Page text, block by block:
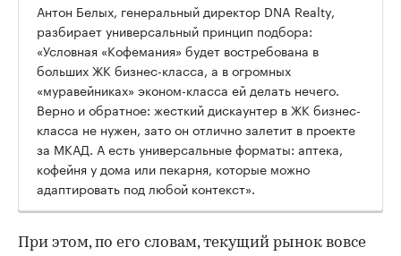
Антон Белых, генеральный директор DNA Realty,
разбирает универсальный принцип подбора:
«Условная «Кофемания» будет востребована в
больших ЖК бизнес-класса, а в огромных
«муравейниках» эконом-класса ей делать нечего.
Верно и обратное: жесткий дискаунтер в ЖК бизнес-
класса не нужен, зато он отлично залетит в проекте
за МКАД. А есть универсальные форматы: аптека,
кофейня у дома или пекарня, которые можно
адаптировать под любой контекст».
При этом, по его словам, текущий рынок вовсе